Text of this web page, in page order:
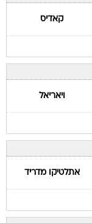
קאדיס
ויאריאל
אתלטיקו מדריד